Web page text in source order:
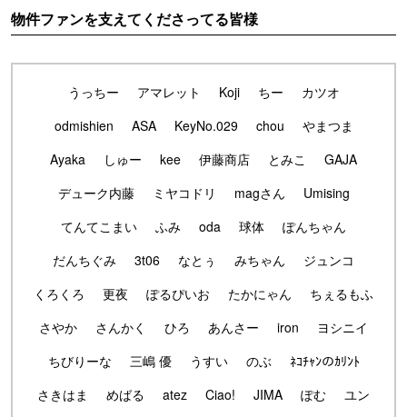
物件ファンを支えてくださってる皆様
うっちー アマレット Koji ちー
カツオ
odmishien
ASA KeyNo.029 chou
やまつま
Ayaka
しゅー kee 伊藤商店 とみこ
GAJA
デューク内藤
ミヤコドリ magさん
Umising
てんてこまい
ふみ oda 球体
ぽんちゃん
だんちぐみ
3t06 なとぅ みちゃん
ジュンコ
くろくろ
更夜 ぽるぴいお たかにゃん
ちぇるもふ
さやか
さんかく ひろ あんさー iron
ヨシニイ
ちびりーな
三嶋 優 うすい のぶ
ﾈｺﾁｬﾝのｶﾘﾝﾄ
さきはま
めばる atez Ciao! JIMA ぽむ
ユン